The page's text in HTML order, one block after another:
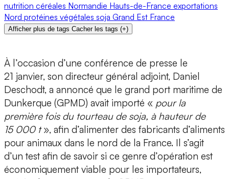
nutrition céréales Normandie Hauts-de-France exportations
Nord protéines végétales soja Grand Est France
Afficher plus de tags Cacher les tags (+)
À l’occasion d’une conférence de presse le
21 janvier, son directeur général adjoint, Daniel
Deschodt, a annoncé que le grand port maritime de
Dunkerque (GPMD) avait importé « pour la
première fois du tourteau de soja, à hauteur de
15 000 t», afin d’alimenter des fabricants d’aliments
pour animaux dans le nord de la France. Il s’agit
d’un test afin de savoir si ce genre d’opération est
économiquement viable pour les importateurs,